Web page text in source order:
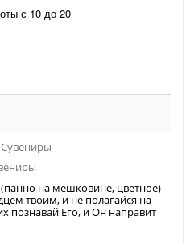
с 10 до 20
Сувениры
на мешковине, цветное)
твоим, и не полагайся на
познавай Его, и Он направит